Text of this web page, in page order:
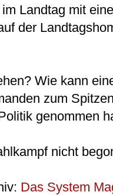
Landtag mit
der
Wie kann
zum
genommen
nicht
Das System